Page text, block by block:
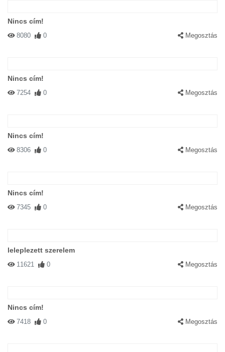
Nincs cím!
8080 0 Megosztás
Nincs cím!
7254 0 Megosztás
Nincs cím!
8306 0 Megosztás
Nincs cím!
7345 0 Megosztás
leleplezett szerelem
11621 0 Megosztás
Nincs cím!
7418 0 Megosztás